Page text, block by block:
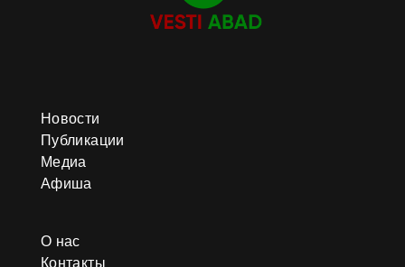
Новости
Публикации
Медиа
Афиша
О нас
Контакты